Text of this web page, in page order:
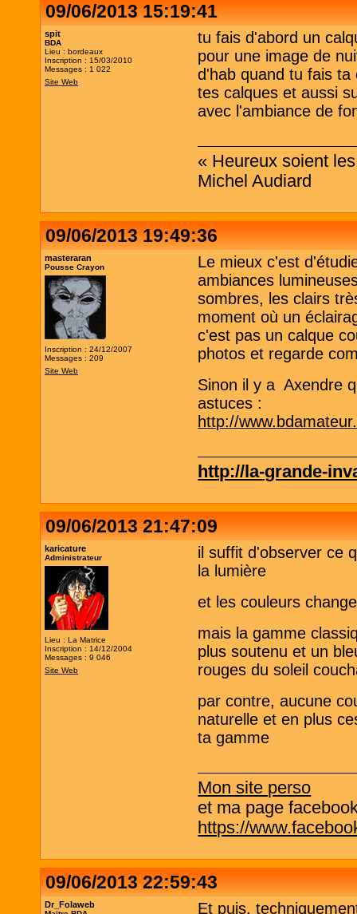
09/06/2013 15:19:41
spit
BDA
Lieu : bordeaux
Inscription : 15/03/2010
Messages : 1 022
Site Web
tu fais d'abord un
pour une image de
d'hab quand tu fais ta
tes calques et aussi
avec l'ambiance de
« Heureux soient
Michel Audiard
09/06/2013 19:49:36
masteraran
Pousse Crayon
Inscription : 24/12/2007
Messages : 209
Site Web
Le mieux c'est
ambiances
sombres, les clairs
moment où un
c'est pas un calque
photos et regarde
Sinon il y a Axendre
astuces :
http://
http://la-grande-
09/06/2013 21:47:09
karicature
Administrateur
Lieu : La Matrice
Inscription : 14/12/2004
Messages : 9 046
Site Web
il suffit d'observer ce
la lumière
et les couleurs
mais la gamme
plus soutenu et un
rouges du soleil
par contre, aucune
naturelle et en plus
ta gamme
Mon site perso
et ma page
https://
09/06/2013 22:59:43
Dr_Folaweb
Et puis,